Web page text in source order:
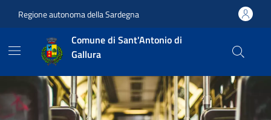
Regione autonoma della Sardegna
Comune di Sant'Antonio di
Gallura